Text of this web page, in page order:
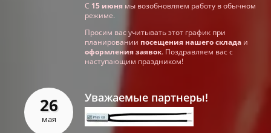
С 15 июня мы возобновляем работу в обычном
режиме.
Просим вас учитывать этот график при
планировании посещения нашего склада и
оформления заявок. Поздравляем вас с
наступающим праздником!
26
мая
Уважаемые партнеры!